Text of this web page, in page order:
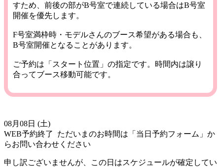
すため、前後の部がB号室で連続している場合はB号室
開催を優先します。
F号室満枠時・モデルさんのブース希望がある場合も、
B号室開催となることがあります。
ご予約は「スタート位置」の指定です。時間内は譲り
合ってブース移動可能です。
08月08日 (土)
WEB予約終了
ただいまのお時間は「当日予約フォーム」か
らお問い合わせください
申し訳ございませんが、この日はスケジュールが確定してい